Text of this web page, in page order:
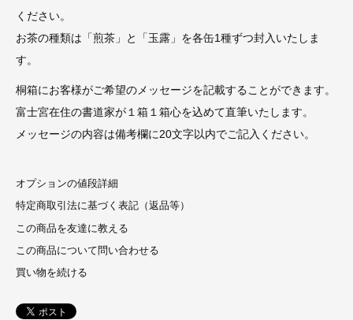
ください。
お茶の種類は「煎茶」と「玉露」を各缶1種ずつ封入いたしま
す。
桐箱にお客様がご希望のメッセージを記載することができます。
富士宮在住の書道家が１箱１箱心を込めて直筆いたします。
メッセージの内容は備考欄に20文字以内でご記入ください。
オプションの値段詳細
特定商取引法に基づく表記（返品等）
この商品を友達に教える
この商品について問い合わせる
買い物を続ける